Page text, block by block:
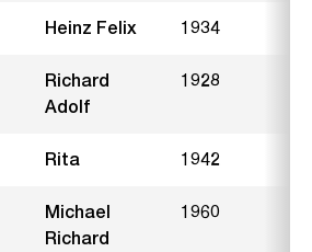
Heinz Felix 1934
Richard
Adolf
1928
Rita 1942
Michael
Richard
1960